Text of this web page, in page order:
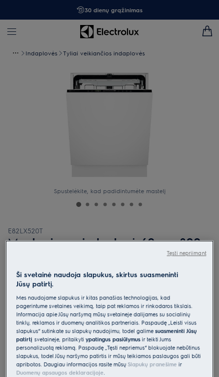
30 dienų grąžinimas
Indaplovės Tyliai veikiančios indaplovės
Spustelėkite, kad padidintumėte mastelį
E82LX520T
Montuojama indaplovė 60 cm 800
serija „CleaningPerformance“
Pagrindiniai privalumai
Pašalina įsisenėjusius maisto likučius. Sunaudoja vos 8,4 l vandens.
„ComfortLift®“ pakelia apatinį krepšį į viršutinio krepšio aukštį.
„360Clean® Pro“ efektyviai pašalina įsisenėjusius maisto likučius.
Ši svetainė naudoja slapukus, skirtus suasmeninti
Jūsų patirtį.
Mes naudojame slapukus ir kitas panašias technologijas, kad
pagerintume svetainės veikimą, taip pat reklamos ir rinkodaros tikslais.
Informacija apie Jūsų naršymą mūsų svetainėje dalijamės su socialinių
tinklų, reklamos ir duomenų analitikos partneriais. Paspaudę „Leisti visus
slapukus“ sutinkate su slapukų naudojimu, todėl galimesuasmeninti Jūsų
patirtįsvetainėje, pritaikytiypatingus pasiūlymus ir teikti Jums
personalizuotą reklamą. Paspaudę „Tęsti nepriėmus“ blokuojate nebūtinus
slapukus, todėl Jūsų naršymo patirtis ir mūsų teikiamos paslaugos gali būti
apribotos. Daugiau informacijos rasite mūsų Slapukų pranešime ir
Duomenų apsaugos deklaracijoje.
Tęsti nepriimant